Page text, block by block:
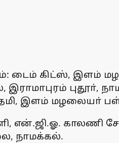
டைம் கிட்ஸ், இளம்
புதூா்,
இளம் மழலையா்
என்.ஜி.ஓ. காலணி
நாமக்கல்.